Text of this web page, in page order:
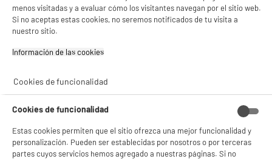
Altavoz bt. AMAZON ECHO SPOT noir
Tipo :
Alimentación :
menos visitadas y a evaluar cómo los visitantes navegan por el sitio web.
Si no aceptas estas cookies, no seremos notificados de tu visita a
nuestro sitio.
Información de las cookies‎
Cookies de funcionalidad
Cookies de funcionalidad
Estas cookies permiten que el sitio ofrezca una mejor funcionalidad y
personalización. Pueden ser establecidas por nosotros o por terceras
partes cuyos servicios hemos agregado a nuestras páginas. Si no